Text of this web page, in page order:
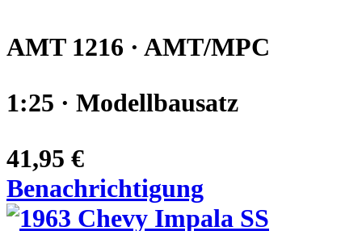
AMT 1216 · AMT/MPC
1:25 · Modellbausatz
41,95 €
Benachrichtigung